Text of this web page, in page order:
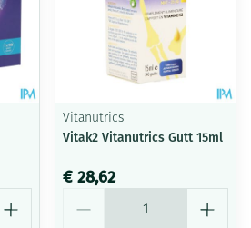
Vitanutrics
Vitak2 Vitanutrics Gutt 15ml
€ 28,62